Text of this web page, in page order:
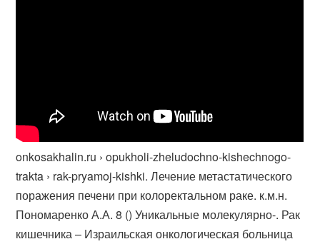
onkosakhalin.ru › opukholi-zheludochno-kishechnogo-
trakta › rak-pryamoj-kishki. Лечение метастатического
поражения печени при колоректальном раке. к.м.​н.
Пономаренко А.А. 8 () Уникальные молекулярно-. Рак
кишечника – Израильская онкологическая больница